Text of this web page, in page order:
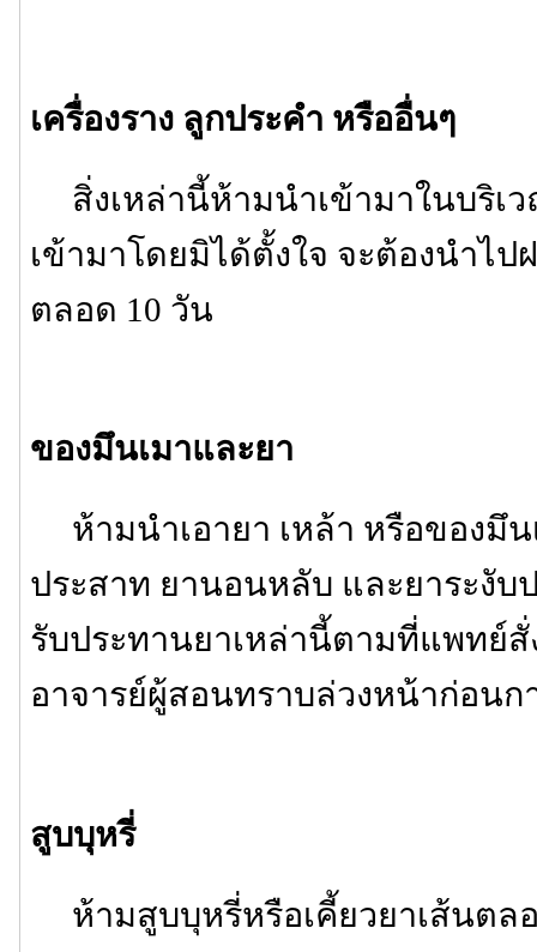
เครื่องราง ลูกประคำ หรืออื่นๆ
สิ่งเหล่านี้ห้ามนำเข้ามาในบริเ
เข้ามาโดยมิได้ตั้งใจ จะต้องนำไป
ตลอด 10 วัน
ของมึนเมาและยา
ห้ามนำเอายา เหล้า หรือของมึน
ประสาท ยานอนหลับ และยาระงับ
รับประทานยาเหล่านี้ตามที่แพทย์สั่
อาจารย์ผู้สอนทราบล่วงหน้าก่อนก
สูบบุหรี่
ห้ามสูบบุหรี่หรือเคี้ยวยาเส้นตลอ